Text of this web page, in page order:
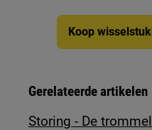
Koop
Gerelateerde artikelen
Storing - De